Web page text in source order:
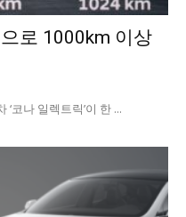
로 1000km 이상
코나 일렉트릭’이 한 ...